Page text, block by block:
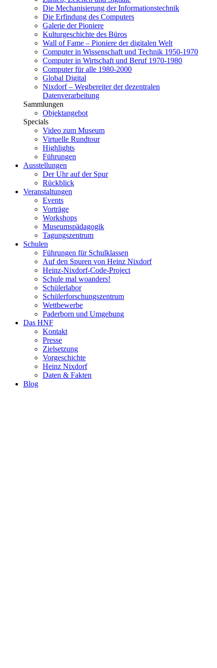
Die Mechanisierung der Informationstechnik
Die Erfindung des Computers
Galerie der Pioniere
Kulturgeschichte des Büros
Wall of Fame – Pioniere der digitalen Welt
Computer in Wissenschaft und Technik 1950-1970
Computer in Wirtschaft und Beruf 1970-1980
Computer für alle 1980-2000
Global Digital
Nixdorf – Wegbereiter der dezentralen
Datenverarbeitung
Sammlungen
Objektangebot
Specials
Video zum Museum
Virtuelle Rundtour
Highlights
Führungen
Ausstellungen
Der Uhr auf der Spur
Rückblick
Veranstaltungen
Events
Vorträge
Workshops
Museumspädagogik
Tagungszentrum
Schulen
Führungen für Schulklassen
Auf den Spuren von Heinz Nixdorf
Heinz-Nixdorf-Code-Project
Schule mal woanders!
Schülerlabor
Schülerforschungszentrum
Wettbewerbe
Paderborn und Umgebung
Das HNF
Kontakt
Presse
Zielsetzung
Vorgeschichte
Heinz Nixdorf
Daten & Fakten
Blog